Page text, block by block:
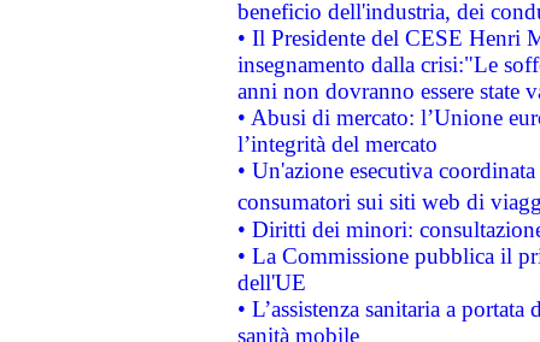
beneficio dell'industria, dei
• Il Presidente del CESE Henri
insegnamento dalla crisi:"Le
anni non dovranno essere state
• Abusi di mercato: l’Unione
l’integrità del mercato
• Un'azione esecutiva
consumatori sui siti web di
• Diritti dei minori:
• La Commissione pubblica il
dell'UE
• L’assistenza sanitaria a
sanità mobile